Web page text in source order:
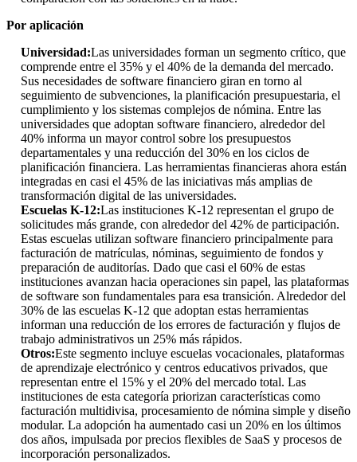
Por aplicación
Universidad:Las universidades forman un segmento crítico, que
comprende entre el 35% y el 40% de la demanda del mercado.
Sus necesidades de software financiero giran en torno al
seguimiento de subvenciones, la planificación presupuestaria, el
cumplimiento y los sistemas complejos de nómina. Entre las
universidades que adoptan software financiero, alrededor del
40% informa un mayor control sobre los presupuestos
departamentales y una reducción del 30% en los ciclos de
planificación financiera. Las herramientas financieras ahora están
integradas en casi el 45% de las iniciativas más amplias de
transformación digital de las universidades.
Escuelas K-12:Las instituciones K-12 representan el grupo de
solicitudes más grande, con alrededor del 42% de participación.
Estas escuelas utilizan software financiero principalmente para
facturación de matrículas, nóminas, seguimiento de fondos y
preparación de auditorías. Dado que casi el 60% de estas
instituciones avanzan hacia operaciones sin papel, las plataformas
de software son fundamentales para esa transición. Alrededor del
30% de las escuelas K-12 que adoptan estas herramientas
informan una reducción de los errores de facturación y flujos de
trabajo administrativos un 25% más rápidos.
Otros:Este segmento incluye escuelas vocacionales, plataformas
de aprendizaje electrónico y centros educativos privados, que
representan entre el 15% y el 20% del mercado total. Las
instituciones de esta categoría priorizan características como
facturación multidivisa, procesamiento de nómina simple y diseño
modular. La adopción ha aumentado casi un 20% en los últimos
dos años, impulsada por precios flexibles de SaaS y procesos de
incorporación personalizados.